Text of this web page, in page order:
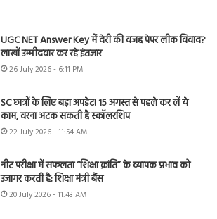
UGC NET Answer Key में देरी की वजह पेपर लीक विवाद?
लाखों उम्मीदवार कर रहे इंतजार
26 July 2026 - 6:11 PM
SC छात्रों के लिए बड़ा अपडेट! 15 अगस्त से पहले कर लें ये
काम, वरना अटक सकती है स्कॉलरशिप
22 July 2026 - 11:54 AM
नीट परीक्षा में सफलता “शिक्षा क्रांति” के व्यापक प्रभाव को
उजागर करती है: शिक्षा मंत्री बैंस
20 July 2026 - 11:43 AM